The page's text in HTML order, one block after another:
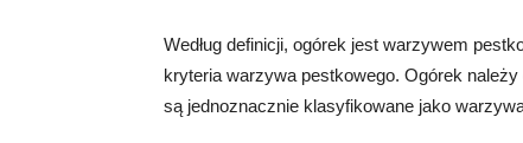
Według definicji, ogórek jest warzywem
kryteria warzywa pestkowego. Ogórek
są jednoznacznie klasyfikowane jako